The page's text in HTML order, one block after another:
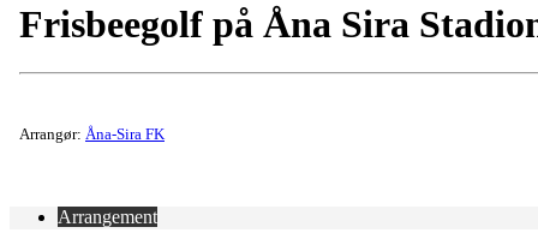
Frisbeegolf på Åna Sira
Arrangør: Åna-Sira FK
Arrangement